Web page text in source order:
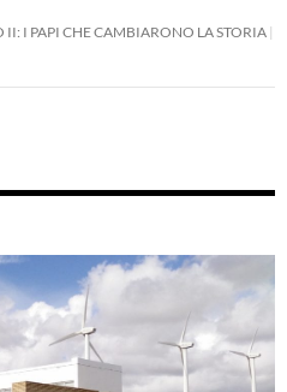
I PAPI CHE CAMBIARONO LA STORIA